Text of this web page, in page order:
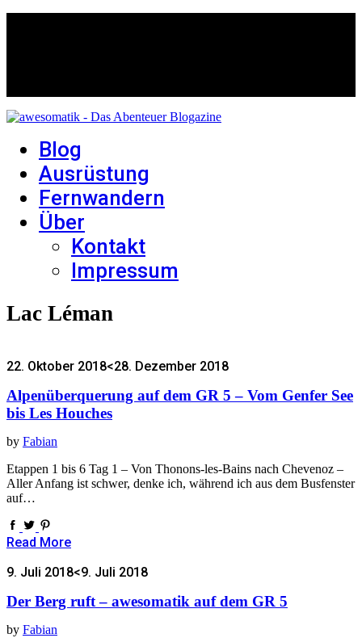
Blog
Ausrüstung
Fernwandern
Über
Kontakt
Impressum
Lac Léman
22. Oktober 2018<28. Dezember 2018
Alpenüberquerung auf dem GR 5 – Vom Genfer See
bis Les Houches
by Fabian
Etappen 1 bis 6 Tag 1 – Von Thonons-les-Bains nach Chevenoz –
Aller Anfang ist schwer, denke ich, während ich aus dem Busfenster
auf…
Read More
9. Juli 2018<9. Juli 2018
Der Berg ruft – awesomatik auf dem GR 5
by Fabian